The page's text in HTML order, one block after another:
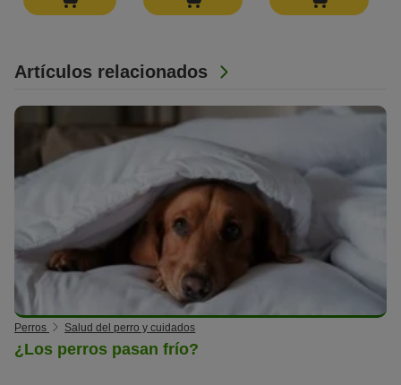
Artículos relacionados
Perros Salud del perro y cuidados
¿Los perros pasan frío?